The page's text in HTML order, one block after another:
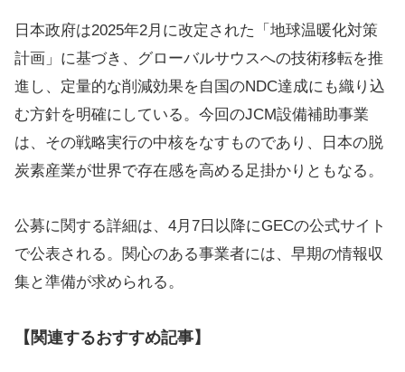
日本政府は2025年2月に改定された「地球温暖化対策
計画」に基づき、グローバルサウスへの技術移転を推
進し、定量的な削減効果を自国のNDC達成にも織り込
む方針を明確にしている。今回のJCM設備補助事業
は、その戦略実行の中核をなすものであり、日本の脱
炭素産業が世界で存在感を高める足掛かりともなる。
公募に関する詳細は、4月7日以降にGECの公式サイト
で公表される。関心のある事業者には、早期の情報収
集と準備が求められる。
【関連するおすすめ記事】